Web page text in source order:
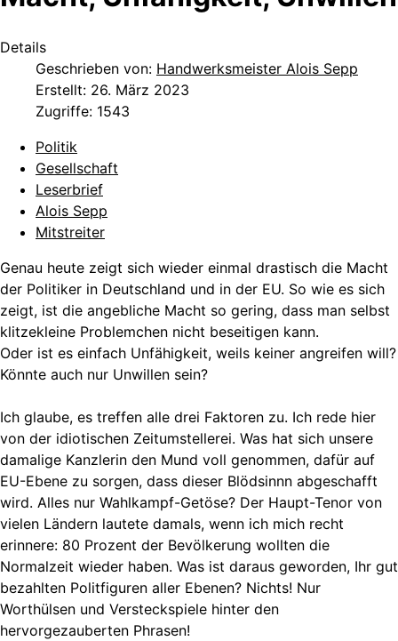
Details
Geschrieben von: Handwerksmeister Alois Sepp
Erstellt: 26. März 2023
Zugriffe: 1543
Politik
Gesellschaft
Leserbrief
Alois Sepp
Mitstreiter
Genau heute zeigt sich wieder einmal drastisch die Macht
der Politiker in Deutschland und in der EU. So wie es sich
zeigt, ist die angebliche Macht so gering, dass man selbst
klitzekleine Problemchen nicht beseitigen kann.
Oder ist es einfach Unfähigkeit, weils keiner angreifen will?
Könnte auch nur Unwillen sein?
Ich glaube, es treffen alle drei Faktoren zu. Ich rede hier
von der idiotischen Zeitumstellerei. Was hat sich unsere
damalige Kanzlerin den Mund voll genommen, dafür auf
EU-Ebene zu sorgen, dass dieser Blödsinnn abgeschafft
wird. Alles nur Wahlkampf-Getöse? Der Haupt-Tenor von
vielen Ländern lautete damals, wenn ich mich recht
erinnere: 80 Prozent der Bevölkerung wollten die
Normalzeit wieder haben. Was ist daraus geworden, Ihr gut
bezahlten Politfiguren aller Ebenen? Nichts! Nur
Worthülsen und Versteckspiele hinter den
hervorgezauberten Phrasen!